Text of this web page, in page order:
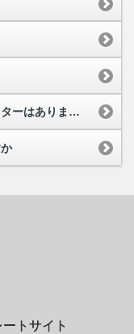
狭いスペースに取り付けできるアジャスターはありますか